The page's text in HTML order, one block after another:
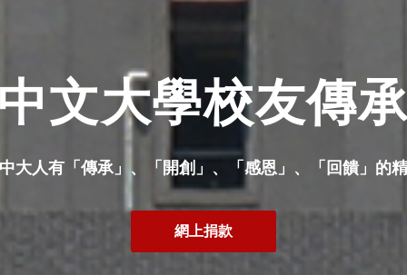
文大學校友傳
大人有「傳承」、「開創」、「感恩」、「回饋」的
網上捐款